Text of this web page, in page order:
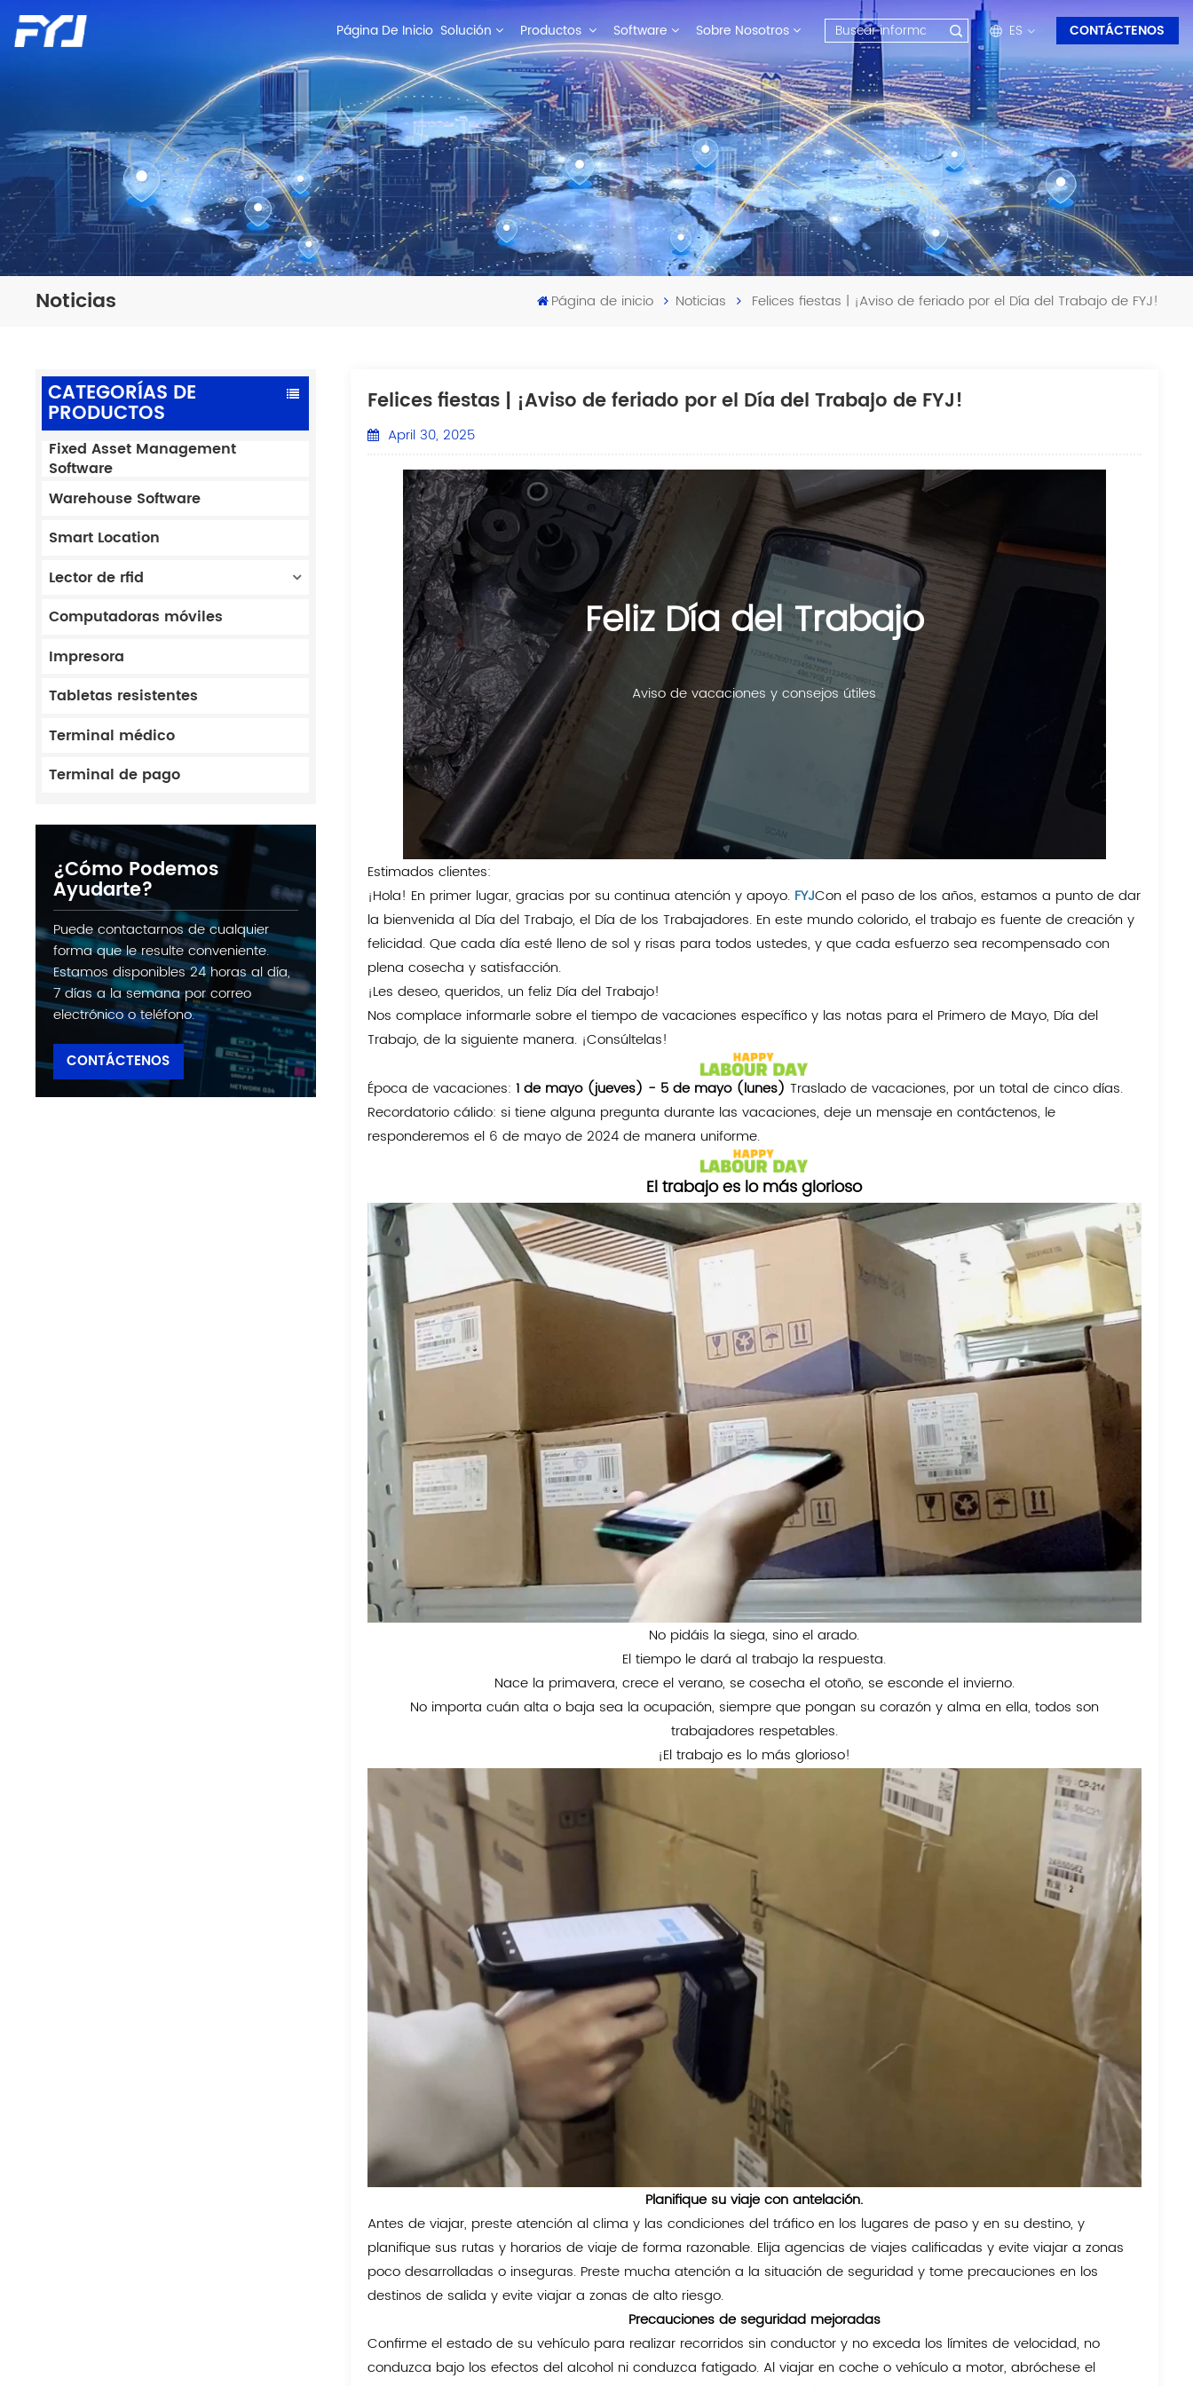
Página De Inicio Solución Productos Software Sobre Nosotros ES
en
fr
ru
es
ar
CONTÁCTENOS
Noticias Página de inicio Noticias Felices fiestas | ¡Aviso de feriado por el Día del Trabajo de FYJ!
CATEGORÍAS DE
PRODUCTOS
Fixed Asset Management
Software
Warehouse Software
Smart Location
Lector de rfid
Computadoras móviles
Impresora
Tabletas resistentes
Terminal médico
Terminal de pago
¿Cómo Podemos
Ayudarte?
Puede contactarnos de cualquier
forma que le resulte conveniente.
Estamos disponibles 24 horas al día,
7 días a la semana por correo
electrónico o teléfono.
CONTÁCTENOS
Felices fiestas | ¡Aviso de feriado por el Día del Trabajo de FYJ!
April 30, 2025
Feliz Día del Trabajo
Aviso de vacaciones y consejos útiles
Estimados clientes:
¡Hola! En primer lugar, gracias por su continua atención y apoyo. FYJCon el paso de los años, estamos a punto de dar
la bienvenida al Día del Trabajo, el Día de los Trabajadores. En este mundo colorido, el trabajo es fuente de creación y
felicidad. Que cada día esté lleno de sol y risas para todos ustedes, y que cada esfuerzo sea recompensado con
plena cosecha y satisfacción.
¡Les deseo, queridos, un feliz Día del Trabajo!
Nos complace informarle sobre el tiempo de vacaciones específico y las notas para el Primero de Mayo, Día del
Trabajo, de la siguiente manera. ¡Consúltelas!
Época de vacaciones: 1 de mayo (jueves) - 5 de mayo (lunes)Traslado de vacaciones, por un total de cinco días.
Recordatorio cálido: si tiene alguna pregunta durante las vacaciones, deje un mensaje en contáctenos, le
responderemos el 6 de mayo de 2024 de manera uniforme.
El trabajo es lo más glorioso
No pidáis la siega, sino el arado.
El tiempo le dará al trabajo la respuesta.
Nace la primavera, crece el verano, se cosecha el otoño, se esconde el invierno.
No importa cuán alta o baja sea la ocupación, siempre que pongan su corazón y alma en ella, todos son
trabajadores respetables.
¡El trabajo es lo más glorioso!
Planifique su viaje con antelación.
Antes de viajar, preste atención al clima y las condiciones del tráfico en los lugares de paso y en su destino, y
planifique sus rutas y horarios de viaje de forma razonable. Elija agencias de viajes calificadas y evite viajar a zonas
poco desarrolladas o inseguras. Preste mucha atención a la situación de seguridad y tome precauciones en los
destinos de salida y evite viajar a zonas de alto riesgo.
Precauciones de seguridad mejoradas
Confirme el estado de su vehículo para realizar recorridos sin conductor y no exceda los límites de velocidad, no
conduzca bajo los efectos del alcohol ni conduzca fatigado. Al viajar en coche o vehículo a motor, abróchese el